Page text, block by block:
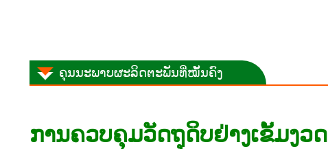
ຄຸນນະພາບຜະລິດຕະພັນທີ່ໝັ້ນຄົງ
ການຄວບຄຸມວັດຖຸດິບຢ່າງເຂັ້ມງວດ